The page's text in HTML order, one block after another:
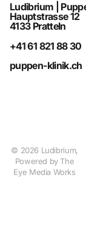
Ludibrium |
Hauptstrasse 12
4133 Pratteln
+41 61 821 88 30
puppen-klinik.ch
© 2026 Ludibrium,
Powered by The
Eye Media Works